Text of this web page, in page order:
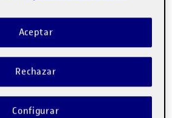
David –
Rechazar
Aceptar
Configurar